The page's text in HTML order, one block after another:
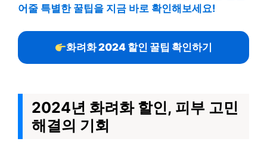
어줄 특별한 꿀팁을 지금 바로 확인해보세요!
화려화 2024 할인 꿀팁 확인하기
2024년 화려화 할인, 피부 고민
해결의 기회